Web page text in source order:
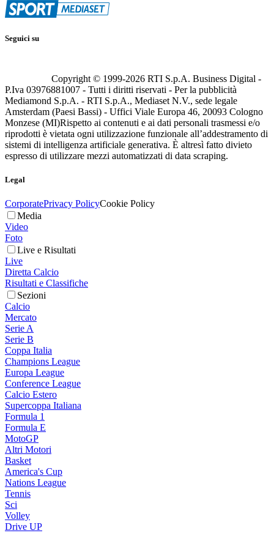
Seguici su
Copyright © 1999-2026 RTI S.p.A. Business Digital -
P.Iva 03976881007 - Tutti i diritti riservati - Per la pubblicità
Mediamond S.p.A. - RTI S.p.A., Mediaset N.V., sede legale
Amsterdam (Paesi Bassi) - Uffici Viale Europa 46, 20093 Cologno
Monzese (MI)Rispetto ai contenuti e ai dati personali trasmessi e/o
riprodotti è vietata ogni utilizzazione funzionale all’addestramento di
sistemi di intelligenza artificiale generativa. È altresì fatto divieto
espresso di utilizzare mezzi automatizzati di data scraping.
Legal
CorporatePrivacy PolicyCookie Policy
Media
Video
Foto
Live e Risultati
Live
Diretta Calcio
Risultati e Classifiche
Sezioni
Calcio
Mercato
Serie A
Serie B
Coppa Italia
Champions League
Europa League
Conference League
Calcio Estero
Supercoppa Italiana
Formula 1
Formula E
MotoGP
Altri Motori
Basket
America's Cup
Nations League
Tennis
Sci
Volley
Drive UP